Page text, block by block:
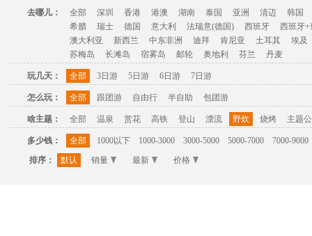
去哪儿： 全部 深圳 香港 港澳 湖南 泰国 亚洲 清迈
韩国
希腊
瑞士 德国 意大利 法瑞意(德国) 西班牙
西班牙+
澳大利亚
新西兰 中东非洲 迪拜 肯尼亚 土耳其
埃及
苏梅岛
长滩岛 宿雾岛 邮轮 奥地利 芬兰 丹麦
玩几天： 全部 3日游 5日游 6日游 7日游
怎么玩： 全部 跟团游 自由行 半自助 包团游
啥主题： 全部 温泉 赏花 高铁 登山 漂流 野炊 烧烤 主题
多少钱： 全部 1000以下 1000-3000 3000-5000 5000-7000
7000-9000
排序：
默认 销量 最新 价格